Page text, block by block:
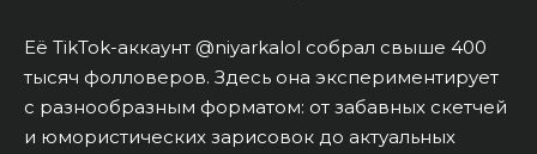
Её TikTok-аккаунт @niyarkalol собрал свыше 400
тысяч фолловеров. Здесь она экспериментирует
с разнообразным форматом: от забавных скетчей
и юмористических зарисовок до актуальных